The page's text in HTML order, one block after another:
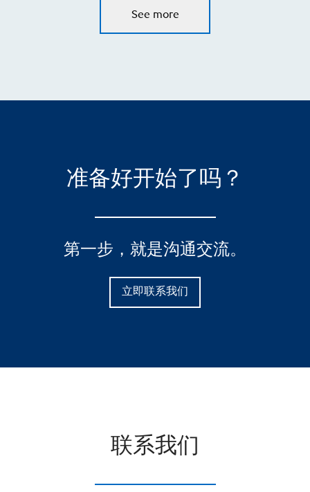
See more
准备好开始了吗？
第一步，就是沟通交流。
立即联系我们
联系我们